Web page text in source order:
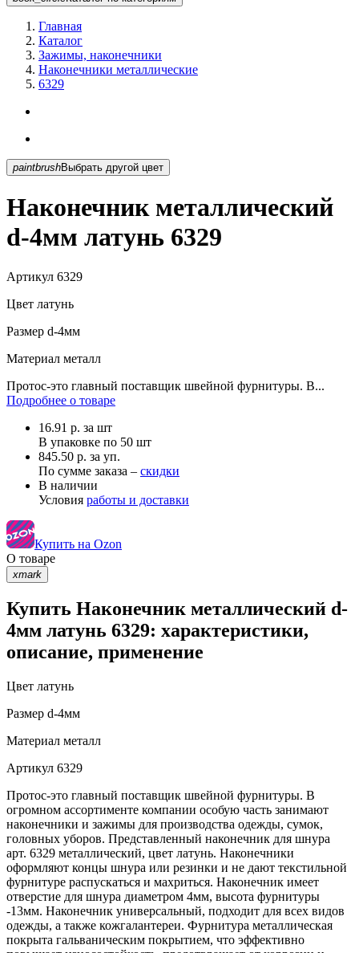
Главная
Каталог
Зажимы, наконечники
Наконечники металлические
6329
paintbrush Выбрать другой цвет
Наконечник металлический
d-4мм латунь 6329
Артикул 6329
Цвет латунь
Размер d-4мм
Материал металл
Протос-это главный поставщик швейной фурнитуры. В...
Подробнее о товаре
16.91 р. за шт
В упаковке по 50 шт
845.50 р. за уп.
По сумме заказа – скидки
В наличии
Условия работы и доставки
Купить на Ozon
О товаре
xmark
Купить Наконечник металлический d-
4мм латунь 6329: характеристики,
описание, применение
Цвет латунь
Размер d-4мм
Материал металл
Артикул 6329
Протос-это главный поставщик швейной фурнитуры. В
огромном ассортименте компании особую часть занимают
наконечники и зажимы для производства одежды, сумок,
головных уборов. Представленный наконечник для шнура
арт. 6329 металлический, цвет латунь. Наконечники
оформляют концы шнура или резинки и не дают текстильной
фурнитуре распускаться и махриться. Наконечник имеет
отверстие для шнура диаметром 4мм, высота фурнитуры
-13мм. Наконечник универсальный, подходит для всех видов
одежды, а также кожгалантереи. Фурнитура металлическая
покрыта гальваническим покрытием, что эффективно